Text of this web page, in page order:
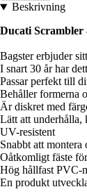
Beskrivning
Ducati Scrambler
Bagster erbjuder
I snart 30 år har
Passar perfekt till
Behåller formerna
Är diskret med
Lätt att underhålla,
UV-resistent
Snabbt att montera
Oåtkomligt fäste
Hög hållfast PVC-
En produkt